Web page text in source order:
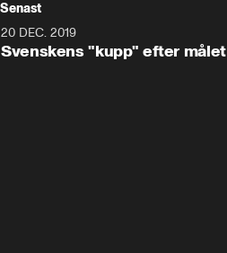
Senast
20 DEC. 2019
Svenskens "kupp" efter målet